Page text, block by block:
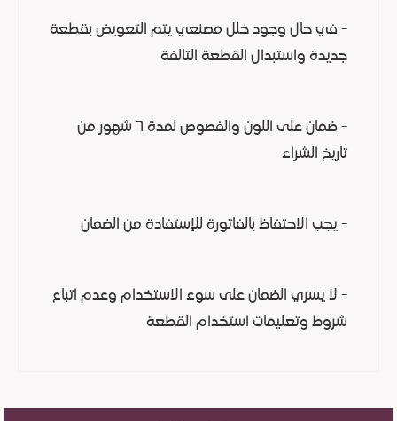
- في حال وجود خلل مصنعي يتم التعويض بقطعة
جديدة واستبدال القطعة التالفة
- ضمان على اللون والفصوص لمدة ٦ شهور من
تاريخ الشراء
- يجب الاحتفاظ بالفاتورة للإستفادة من الضمان
- لا يسري الضمان على سوء الاستخدام وعدم اتباع
شروط وتعليمات استخدام القطعة